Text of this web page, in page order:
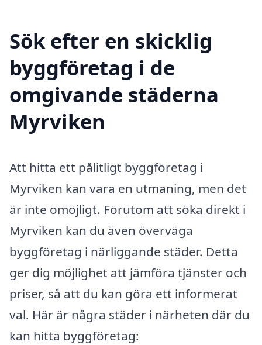
Sök efter en skicklig
byggföretag i de
omgivande städerna
Myrviken
Att hitta ett pålitligt byggföretag i
Myrviken kan vara en utmaning, men det
är inte omöjligt. Förutom att söka direkt i
Myrviken kan du även överväga
byggföretag i närliggande städer. Detta
ger dig möjlighet att jämföra tjänster och
priser, så att du kan göra ett informerat
val. Här är några städer i närheten där du
kan hitta byggföretag: